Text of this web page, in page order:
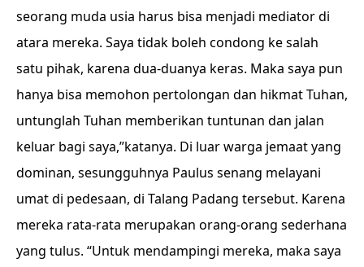
seorang muda usia harus bisa menjadi mediator di
atara mereka. Saya tidak boleh condong ke salah
satu pihak, karena dua-duanya keras. Maka saya pun
hanya bisa memohon pertolongan dan hikmat Tuhan,
untunglah Tuhan memberikan tuntunan dan jalan
keluar bagi saya,”katanya. Di luar warga jemaat yang
dominan, sesungguhnya Paulus senang melayani
umat di pedesaan, di Talang Padang tersebut. Karena
mereka rata-rata merupakan orang-orang sederhana
yang tulus. “Untuk mendampingi mereka, maka saya